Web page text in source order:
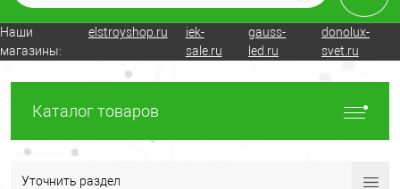
Наши
магазины:
elstroyshop.ru
iek-
sale.ru
gauss-
led.ru
donolux-
svet.ru
Каталог товаров
Уточнить раздел